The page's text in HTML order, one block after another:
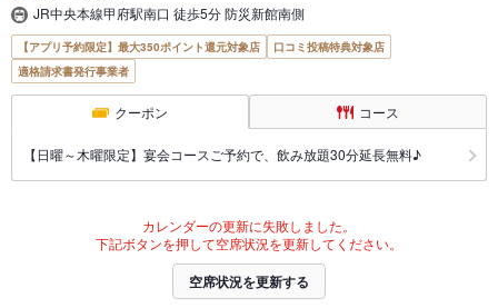
JR中央本線甲府駅南口 徒歩5分 防災新館南側
【アプリ予約限定】最大350ポイント還元対象店
口コミ投稿特典対象店
適格請求書発行事業者
クーポン コース
【日曜～木曜限定】宴会コースご予約で、飲み放題30分延長無料♪
カレンダーの更新に失敗しました。
下記ボタンを押して空席状況を更新してください。
空席状況を更新する